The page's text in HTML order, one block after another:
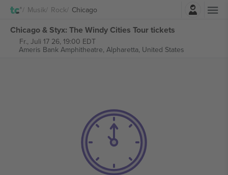
Musik Rock Chicago
Chicago & Styx: The Windy Cities Tour tickets
Fr., Juli 17 26, 19:00 EDT
Ameris Bank Amphitheatre, Alpharetta, United States